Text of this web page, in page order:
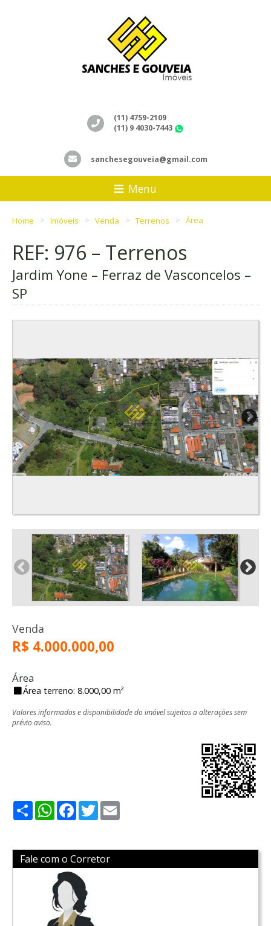
(11) 4759-2109
(11) 9 4030-7443
sanchesegouveia@gmail.com
Menu
Home Imóveis Venda Terrenos Área
REF: 976 – Terrenos
Jardim Yone – Ferraz de Vasconcelos –
SP
Venda
R$ 4.000.000,00
Área
Área terreno: 8.000,00 m²
Valores informados e disponibilidade do imóvel sujeitos a alterações sem
prévio aviso.
ShareWhatsApp
Facebook
Twitter
Fale com o Corretor